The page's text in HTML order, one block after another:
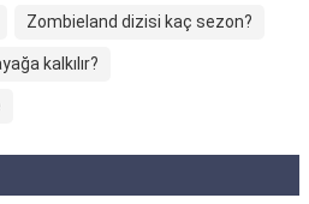
Zombieland dizisi kaç sezon?
kalkılır?